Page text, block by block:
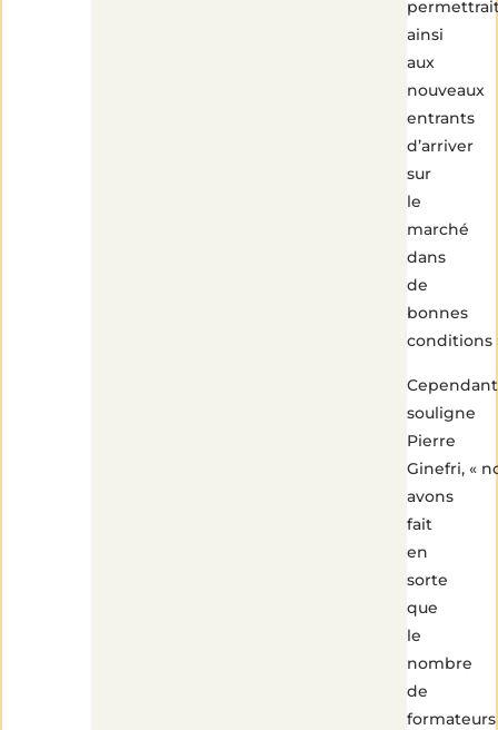
ainsi
aux
nouveaux
entrants
d’arriver
sur
le
marché
dans
de
bonnes
conditions
souligne
Pierre
Ginefri, «
avons
fait
en
sorte
que
le
nombre
de
formateurs